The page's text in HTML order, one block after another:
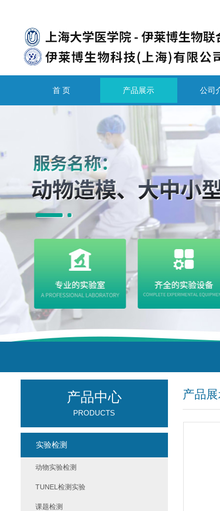
首 页 产品展示 公司
产品
产品中心
PRODUCTS
实验检测
动物实验检测
TUNEL检测实验
课题检测